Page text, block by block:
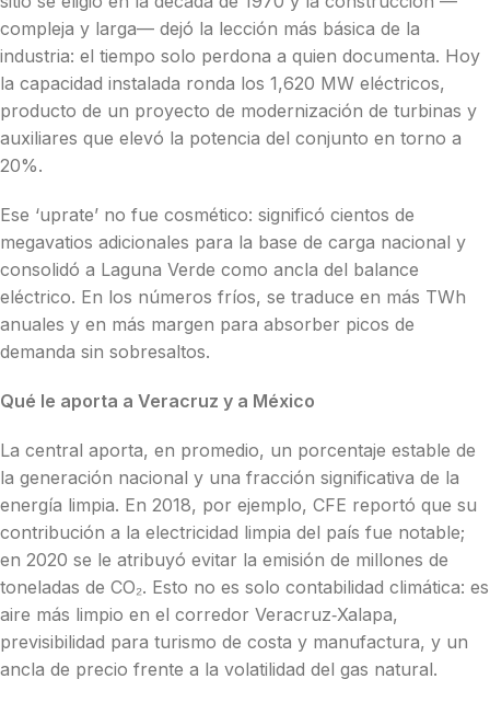
compleja y larga— dejó la lección más básica de la
industria: el tiempo solo perdona a quien documenta. Hoy
la capacidad instalada ronda los 1,620 MW eléctricos,
producto de un proyecto de modernización de turbinas y
auxiliares que elevó la potencia del conjunto en torno a
20%.
Ese ‘uprate’ no fue cosmético: significó cientos de
megavatios adicionales para la base de carga nacional y
consolidó a Laguna Verde como ancla del balance
eléctrico. En los números fríos, se traduce en más TWh
anuales y en más margen para absorber picos de
demanda sin sobresaltos.
Qué le aporta a Veracruz y a México
La central aporta, en promedio, un porcentaje estable de
la generación nacional y una fracción significativa de la
energía limpia. En 2018, por ejemplo, CFE reportó que su
contribución a la electricidad limpia del país fue notable;
en 2020 se le atribuyó evitar la emisión de millones de
toneladas de CO₂. Esto no es solo contabilidad climática: es
aire más limpio en el corredor Veracruz‑Xalapa,
previsibilidad para turismo de costa y manufactura, y un
ancla de precio frente a la volatilidad del gas natural.